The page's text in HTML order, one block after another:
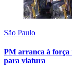
São Paulo
PM arranca à força
para viatura